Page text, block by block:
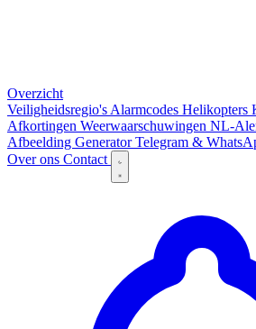
Overzicht
Veiligheidsregio's Alarmcodes Helikopters
Afkortingen Weerwaarschuwingen NL-
Afbeelding GeneratorTelegram &
Over ons Contact